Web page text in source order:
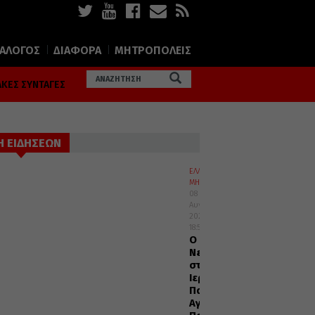
ΔΙΑΦΟΡΑ ΜΗΤΡΟΠΟΛΕΙΣ
ΣΥΝΤΑΓΕΣ
ΕΙΔΗΣΕΩΝ
ΕΛΛΑΔΑ
ΜΗΤΡΟΠΟΛΕΙΣ
08
Αυγούστου
2026
18:55
Ο
Νεαπόλεως
στο
Ιερό
Παρεκκλήσι
Αγίας